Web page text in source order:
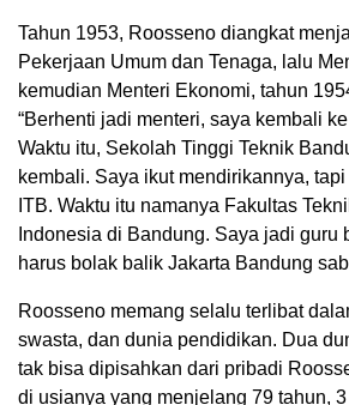
Tahun 1953, Roosseno diangkat
Pekerjaan Umum dan Tenaga, lalu
kemudian Menteri Ekonomi, tahun
“Berhenti jadi menteri, saya kembali
Waktu itu, Sekolah Tinggi Teknik
kembali. Saya ikut mendirikannya,
ITB. Waktu itu namanya Fakultas
Indonesia di Bandung. Saya jadi guru
harus bolak balik Jakarta Bandung
Roosseno memang selalu terlibat
swasta, dan dunia pendidikan. Dua
tak bisa dipisahkan dari pribadi
di usianya yang menjelang 79 tahun,